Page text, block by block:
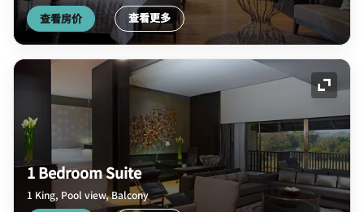
查看房价 查看更多
展开
1 Bedroom Suite
1 King, Pool view, Balcony